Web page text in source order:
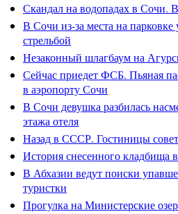
Скандал на водопадах в Сочи.
В Сочи из-за места на парковке
стрельбой
Незаконный шлагбаум на
Сейчас приедет ФСБ. Пьяная
в аэропорту Сочи
В Сочи девушка разбилась
этажа отеля
Назад в СССР. Гостиницы
История снесенного кладбища
В Абхазии ведут поиски
туристки
Прогулка на Министерские